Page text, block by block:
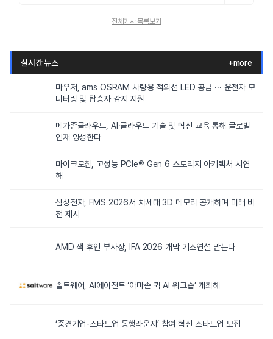
전체기사 목록보기
실시간 뉴스 +more
마우저, ams OSRAM 차량용 적외선 LED 공급 ··· 운전자 모
니터링 및 탑승자 감지 지원
메가존클라우드, AI·클라우드 기술 및 혁신 교육 통해 글로벌
인재 양성한다
마이크로칩, 고성능 PCIe® Gen 6 스토리지 아키텍처 시연
해
삼성전자, FMS 2026서 차세대 3D 메모리 공개하며 미래 비
전 제시
AMD 잭 후인 부사장, IFA 2026 개막 기조연설 맡는다
솔트웨어, AI에이전트 ‘아마존 퀵 AI 워크숍’ 개최해
‘중견기업-스타트업 동행라운지’ 참여 혁신 스타트업 모집